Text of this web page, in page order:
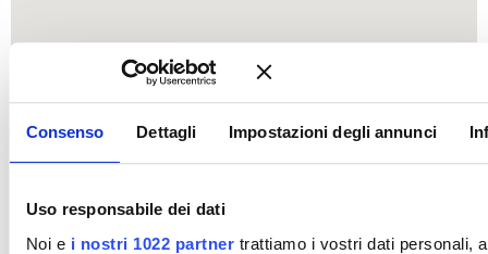
Consenso Dettagli Impostazioni degli annunci
Uso responsabile dei dati
Noi e i nostri 1022 partnertrattiamo i vostri dati personali,